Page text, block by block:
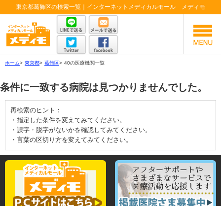
東京都葛飾区の検索一覧｜インターネットメディカルモール メディモ
ホーム> 東京都> 葛飾区> 40の医療機関一覧
条件に一致する病院は見つかりませんでした。
再検索のヒント：
・指定した条件を変えてみてください。
・誤字・脱字がないかを確認してみてください。
・言葉の区切り方を変えてみてください。